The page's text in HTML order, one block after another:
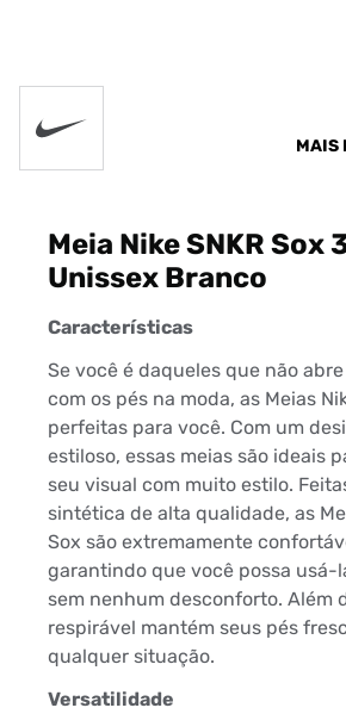
MAIS
Meia Nike SNKR Sox
Unissex Branco
Características
Se você é daqueles que não
com os pés na moda, as Meias
perfeitas para você. Com um
estiloso, essas meias são ideais
seu visual com muito estilo.
sintética de alta qualidade, as
Sox são extremamente
garantindo que você possa usá-
sem nenhum desconforto. Além
respirável mantém seus pés
qualquer situação.
Versatilidade